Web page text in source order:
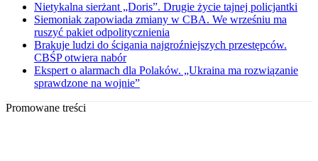
Nietykalna sierżant „Doris”. Drugie życie tajnej policjantki
Siemoniak zapowiada zmiany w CBA. We wrześniu ma
ruszyć pakiet odpolitycznienia
Brakuje ludzi do ścigania najgroźniejszych przestępców.
CBŚP otwiera nabór
Ekspert o alarmach dla Polaków. „Ukraina ma rozwiązanie
sprawdzone na wojnie”
Promowane treści